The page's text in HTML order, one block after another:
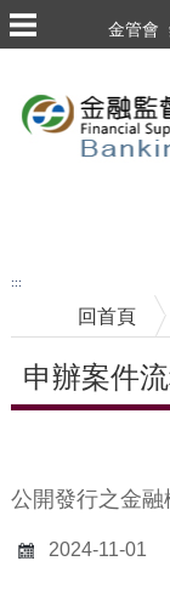
跳到主要內容區塊
金管會
:::
回首頁
申辦案件
公開發行之金
2024-11-01